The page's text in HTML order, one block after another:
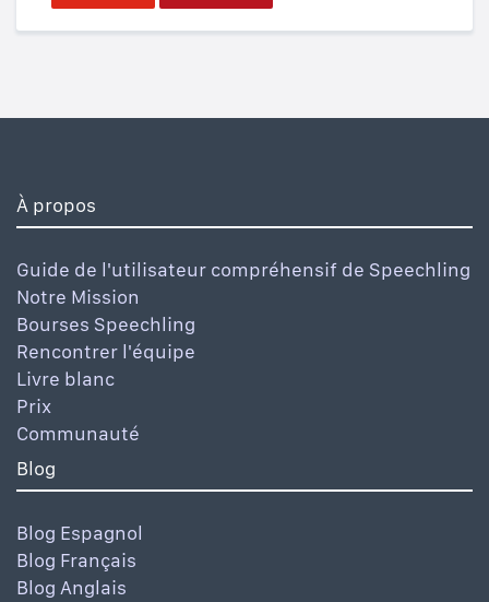
À propos
Guide de l'utilisateur compréhensif de Speechling
Notre Mission
Bourses Speechling
Rencontrer l'équipe
Livre blanc
Prix
Communauté
Blog
Blog Espagnol
Blog Français
Blog Anglais